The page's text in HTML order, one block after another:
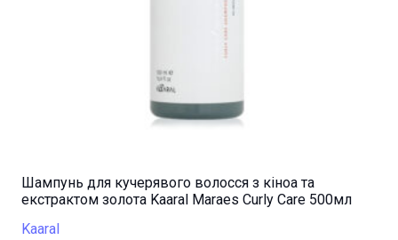
Шампунь для кучерявого волосся з кіноа та
екстрактом золота Kaaral Maraes Curly Care 500мл
Kaaral